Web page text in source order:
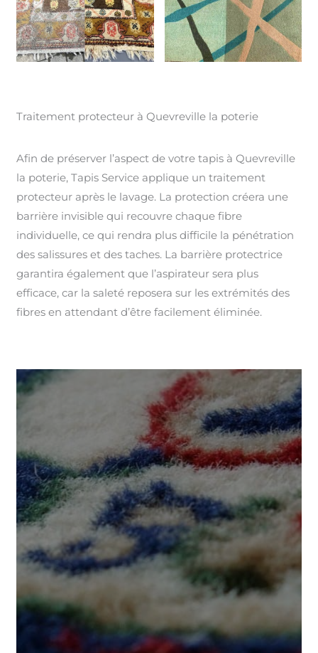
Traitement protecteur à Quevreville la poterie
Afin de préserver l’aspect de votre tapis à Quevreville
la poterie, Tapis Service applique un traitement
protecteur après le lavage. La protection créera une
barrière invisible qui recouvre chaque fibre
individuelle, ce qui rendra plus difficile la pénétration
des salissures et des taches. La barrière protectrice
garantira également que l’aspirateur sera plus
efficace, car la saleté reposera sur les extrémités des
fibres en attendant d’être facilement éliminée.